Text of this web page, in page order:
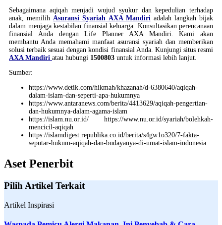
Sebagaimana aqiqah menjadi wujud syukur dan kepedulian terhadap
anak, memilihAsuransi Syariah AXA Mandiriadalah langkah bijak
dalam menjaga kestabilan finansial keluarga. Konsultasikan perencanaan
finansial Anda dengan Life Planner AXA Mandiri. Kami akan
membantu Anda memahami manfaat asuransi syariah dan memberikan
solusi terbaik sesuai dengan kondisi finansial Anda. Kunjungi situs resmi
AXA Mandiri atau hubungi 1500803 untuk informasi lebih lanjut.
Sumber:
https://www.detik.com/hikmah/khazanah/d-6380640/aqiqah-
dalam-islam-dan-seperti-apa-hukumnya
https://www.antaranews.com/berita/4413629/aqiqah-pengertian-
dan-hukumnya-dalam-agama-islam
https://islam.nu.or.id/ https://www.nu.or.id/syariah/bolehkah-
mencicil-aqiqah
https://islamdigest.republika.co.id/berita/s4gw1o320/7-fakta-
seputar-hukum-aqiqah-dan-budayanya-di-umat-islam-indonesia
Aset Penerbit
Pilih Artikel Terkait
Artikel Inspirasi